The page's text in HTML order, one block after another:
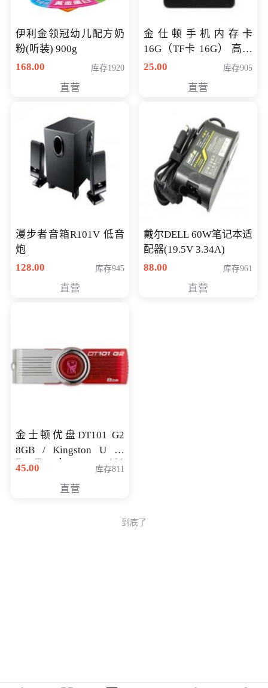
伊利金领冠幼儿配方奶
粉(听装) 900g
168.00
库存1920
直营
金仕顿手机内存卡
16G（TF卡 16G） 高速
卡 CLASS 10
25.00 库存905
直营
漫步者音箱R101V 低音
炮
128.00
库存945
直营
戴尔DELL 60W笔记本适
配器(19.5V 3.34A)
88.00
库存961
直营
金士顿优盘DT101 G2
8GB / Kingston U 盘
DataTraveler 101
Generati
45.00 库存811
直营
到底了